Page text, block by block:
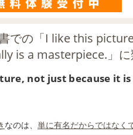
での「I like this
is a masterpiece.」
not just because it
なのは、 単に有名だからではなく